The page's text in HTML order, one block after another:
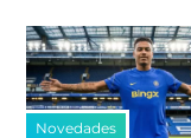
Novedades